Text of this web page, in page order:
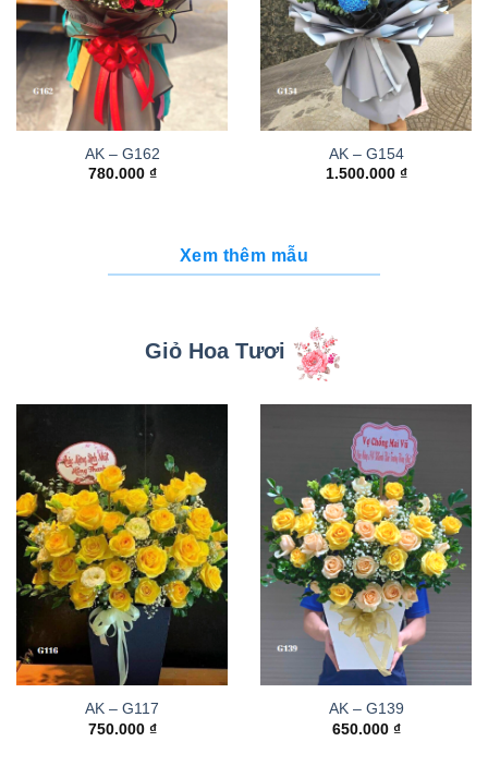
AK – G162
780.000 ₫
AK – G154
1.500.000 ₫
Xem thêm mẫu
Giỏ Hoa Tươi
AK – G117
750.000 ₫
AK – G139
650.000 ₫